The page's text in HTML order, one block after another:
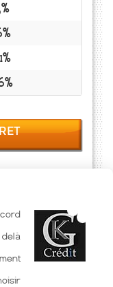
les semaines. Taux
Meilleur Taux
fonction des